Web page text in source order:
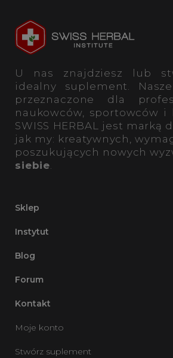
U nas znajdziesz lub
idealny suplement.
przeznaczone dla
naukowców, sportowców i
SWISS HERBAL jest marką
jak my: kreatywnych,
poszukujących nowych
siebie
Sklep
Instytut
Blog
Forum
Kontakt
Moje konto
Stwórz suplement